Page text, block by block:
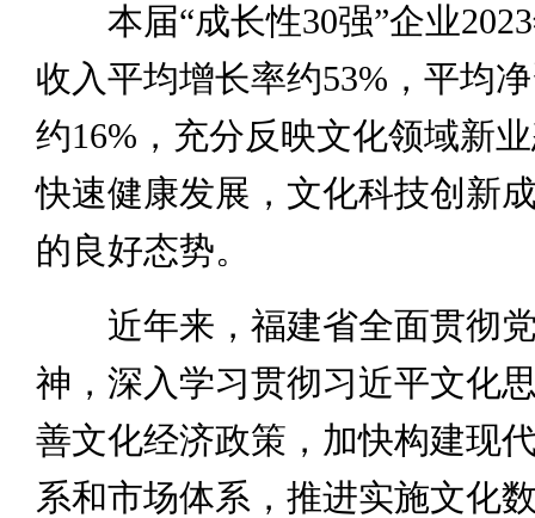
本届“成长性30强”企业
收入平均增长率约53%，平均
约16%，充分反映文化领域新
快速健康发展，文化科技创新
的良好态势。
近年来，福建省全面贯彻党
神，深入学习贯彻习近平文化
善文化经济政策，加快构建现
系和市场体系，推进实施文化